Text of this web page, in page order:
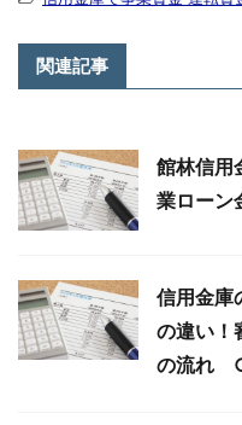
関連記事
館林信用
業ローン
信用金庫
の違い！
の流れ